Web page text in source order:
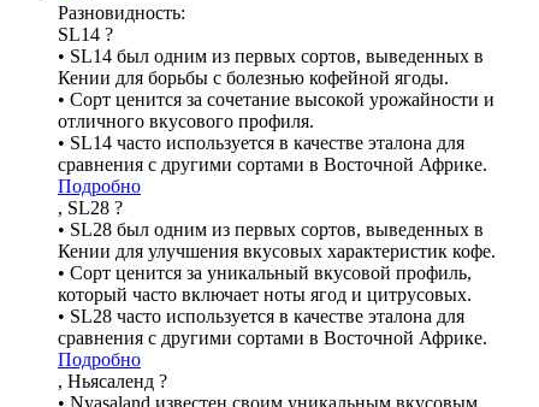
Разновидность:
SL14 ?
• SL14 был одним из первых сортов, выведенных в
Кении для борьбы с болезнью кофейной ягоды.
• Сорт ценится за сочетание высокой урожайности и
отличного вкусового профиля.
• SL14 часто используется в качестве эталона для
сравнения с другими сортами в Восточной Африке.
Подробно
, SL28 ?
• SL28 был одним из первых сортов, выведенных в
Кении для улучшения вкусовых характеристик кофе.
• Сорт ценится за уникальный вкусовой профиль,
который часто включает ноты ягод и цитрусовых.
• SL28 часто используется в качестве эталона для
сравнения с другими сортами в Восточной Африке.
Подробно
, Ньясаленд ?
• Nyasaland известен своим уникальным вкусовым